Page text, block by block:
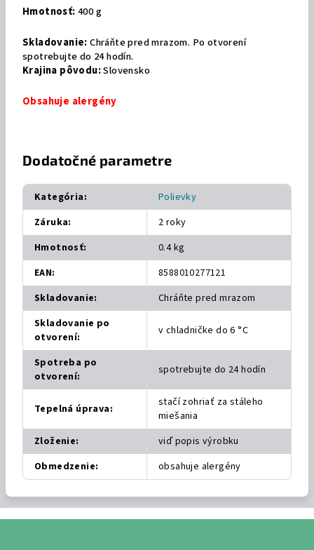
Hmotnosť:400 g
Skladovanie:Chráňte pred mrazom. Po otvorení
spotrebujte do 24 hodín.
Krajina pôvodu:Slovensko
Obsahuje alergény
Dodatočné parametre
Kategória:
Polievky
Záruka:
2 roky
Hmotnosť:
0.4 kg
EAN:
8588010277121
Skladovanie:
Chráňte pred mrazom
Skladovanie po
otvorení: v chladničke do 6 °C
Spotreba po
otvorení: spotrebujte do 24 hodín
Tepelná úprava:
stačí zohriať za stáleho
miešania
Zloženie:
viď popis výrobku
Obmedzenie: obsahuje alergény